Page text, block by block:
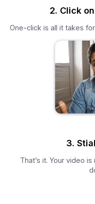
2. Click
One-click is all it takes
3.
That’s it. Your video